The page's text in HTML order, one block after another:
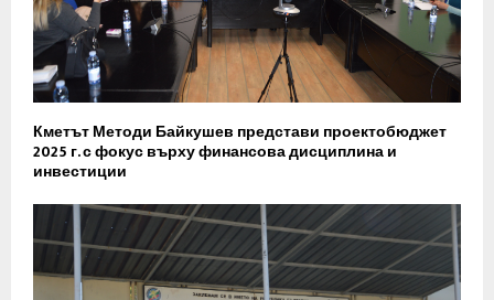
Кметът Методи Байкушев представи проектобюджет
2025 г. с фокус върху финансова дисциплина и
инвестиции